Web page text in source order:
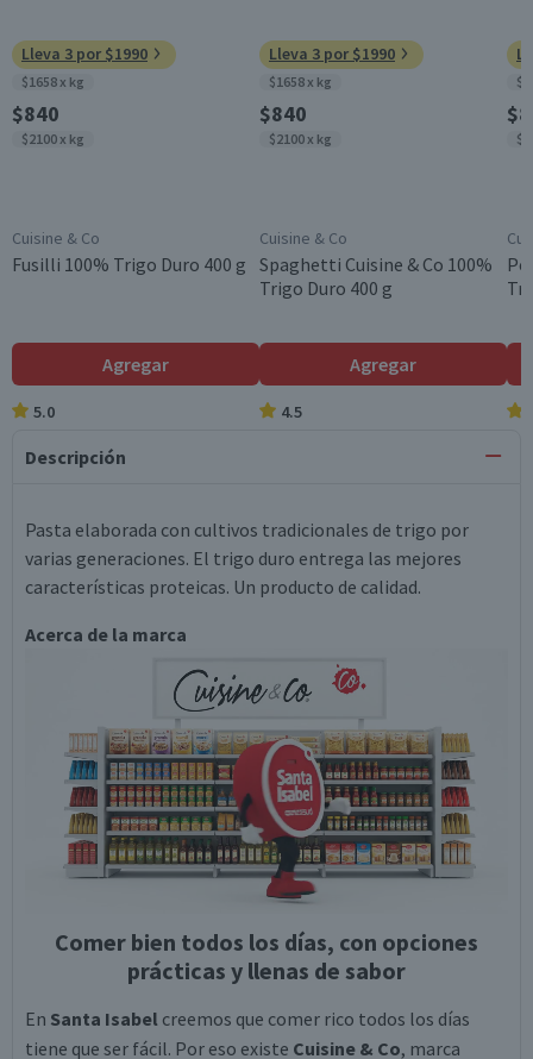
Lleva 3 por $1990
$1658 x kg
$840
$2100 x kg
Cuisine & Co
Fusilli 100% Trigo Duro 400 g
Agregar
5.0
Lleva 3 por $1990
$1658 x kg
$840
$2100 x kg
Cuisine & Co
Spaghetti Cuisine & Co 100%
Trigo Duro 400 g
Agregar
4.5
Descripción
Pasta elaborada con cultivos tradicionales de trigo por
varias generaciones. El trigo duro entrega las mejores
características proteicas. Un producto de calidad.
Acerca de la marca
Comer bien todos los días, con opciones
prácticas y llenas de sabor
En Santa Isabel creemos que comer rico todos los días
tiene que ser fácil. Por eso existe Cuisine & Co, marca